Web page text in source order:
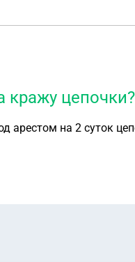
кражу цепочки?
арестом на 2 суток